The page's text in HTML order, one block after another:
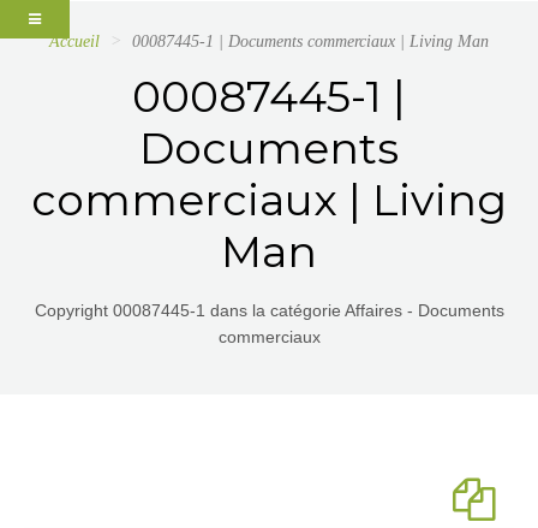
Accueil 00087445-1 | Documents commerciaux | Living Man
00087445-1 |
Documents
commerciaux | Living
Man
Copyright 00087445-1 dans la catégorie Affaires - Documents
commerciaux